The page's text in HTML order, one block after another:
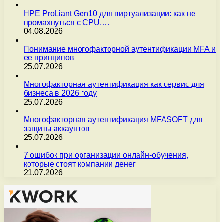
HPE ProLiant Gen10 для виртуализации: как не
промахнуться с CPU,…
04.08.2026
Понимание многофакторной аутентификации MFA и
её принципов
25.07.2026
Многофакторная аутентификация как сервис для
бизнеса в 2026 году
25.07.2026
Многофакторная аутентификация MFASOFT для
защиты аккаунтов
25.07.2026
7 ошибок при организации онлайн-обучения,
которые стоят компании денег
21.07.2026